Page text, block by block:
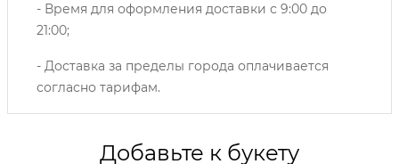
- Время для оформления доставки с 9:00 до
21:00;
- Доставка за пределы города оплачивается
согласно тарифам.
Добавьте к букету